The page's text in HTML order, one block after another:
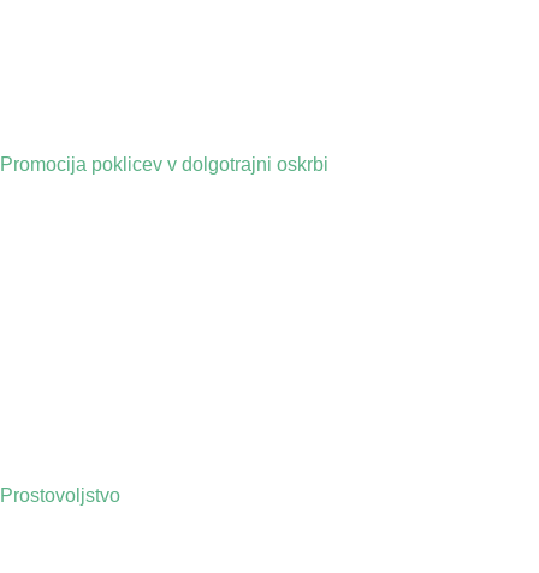
Promocija poklicev v dolgotrajni oskrbi
Prostovoljstvo